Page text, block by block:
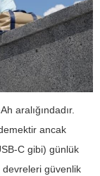
aralığındadır.
ancak
C gibi) günlük
devreleri güvenlik